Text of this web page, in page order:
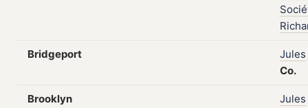
Bridgeport
Jules
Co.
Brooklyn
Jules